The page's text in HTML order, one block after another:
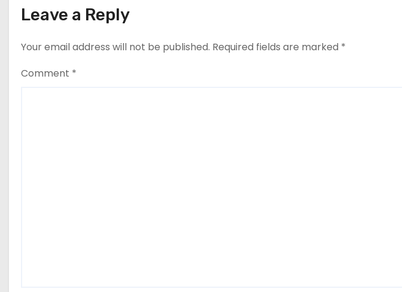
Leave a Reply
Your email address will not be published. Required fields are marked *
Comment *